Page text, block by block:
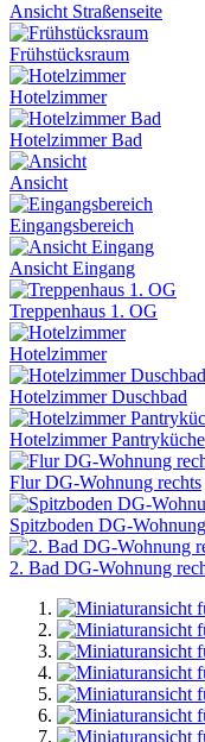
Ansicht Straßenseite
Frühstücksraum
Hotelzimmer
Hotelzimmer Bad
Ansicht
Eingangsbereich
Ansicht Eingang
Treppenhaus 1. OG
Hotelzimmer
Hotelzimmer Duschbad
Hotelzimmer Pantryküche
Flur DG-Wohnung rechts
Spitzboden DG-
2. Bad DG-Wohnung